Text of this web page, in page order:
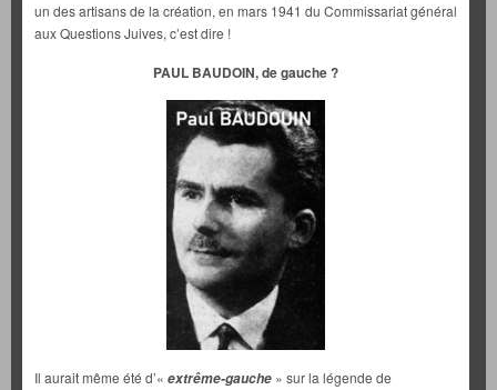
un des artisans de la création, en mars 1941 du Commissariat général
aux Questions Juives, c’est dire !
PAUL BAUDOIN, de gauche ?
Il aurait même été d’« extrême-gauche » sur la légende de